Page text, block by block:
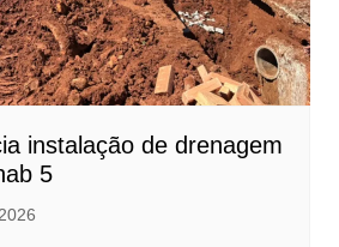
instalação de drenagem
5